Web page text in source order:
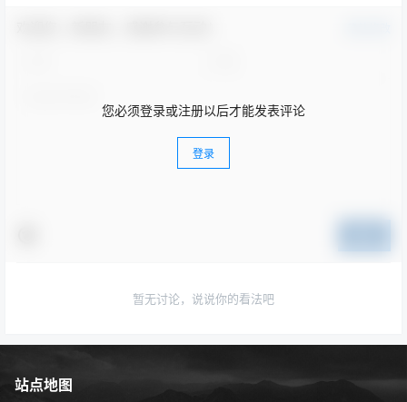
您必须登录或注册以后才能发表评论
登录
暂无讨论，说说你的看法吧
站点地图